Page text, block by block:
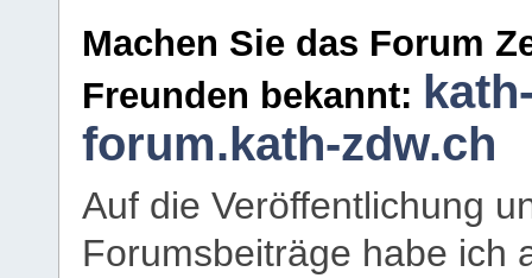
Machen Sie das Forum
Freunden bekannt:
forum.kath-zdw.ch
Auf die Veröffentlichung
Forumsbeiträge habe ich